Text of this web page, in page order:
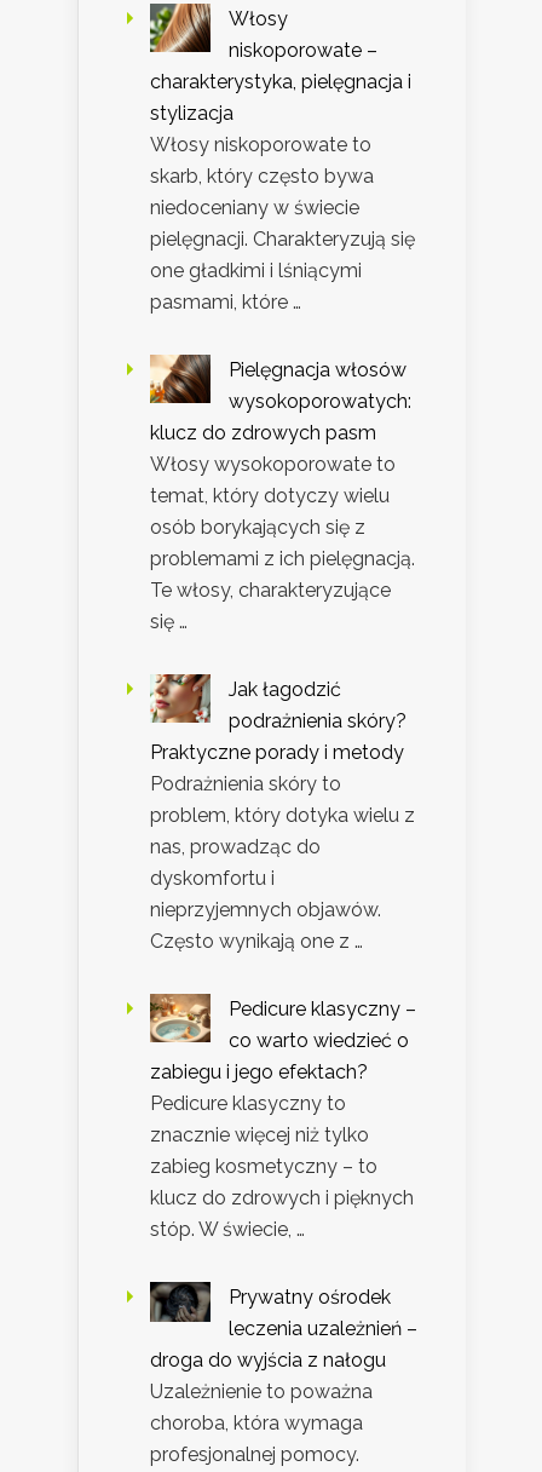
Włosy
niskoporowate –
charakterystyka, pielęgnacja i
stylizacja
Włosy niskoporowate to
skarb, który często bywa
niedoceniany w świecie
pielęgnacji. Charakteryzują się
one gładkimi i lśniącymi
pasmami, które …
Pielęgnacja włosów
wysokoporowatych:
klucz do zdrowych pasm
Włosy wysokoporowate to
temat, który dotyczy wielu
osób borykających się z
problemami z ich pielęgnacją.
Te włosy, charakteryzujące
się …
Jak łagodzić
podrażnienia skóry?
Praktyczne porady i metody
Podrażnienia skóry to
problem, który dotyka wielu z
nas, prowadząc do
dyskomfortu i
nieprzyjemnych objawów.
Często wynikają one z …
Pedicure klasyczny –
co warto wiedzieć o
zabiegu i jego efektach?
Pedicure klasyczny to
znacznie więcej niż tylko
zabieg kosmetyczny – to
klucz do zdrowych i pięknych
stóp. W świecie, …
Prywatny ośrodek
leczenia uzależnień –
droga do wyjścia z nałogu
Uzależnienie to poważna
choroba, która wymaga
profesjonalnej pomocy.